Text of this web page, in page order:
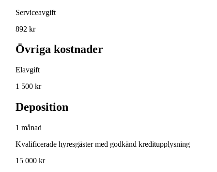
Serviceavgift
892 kr
Övriga kostnader
Elavgift
1 500 kr
Deposition
1 månad
Kvalificerade hyresgäster med godkänd kreditupplysning
15 000 kr